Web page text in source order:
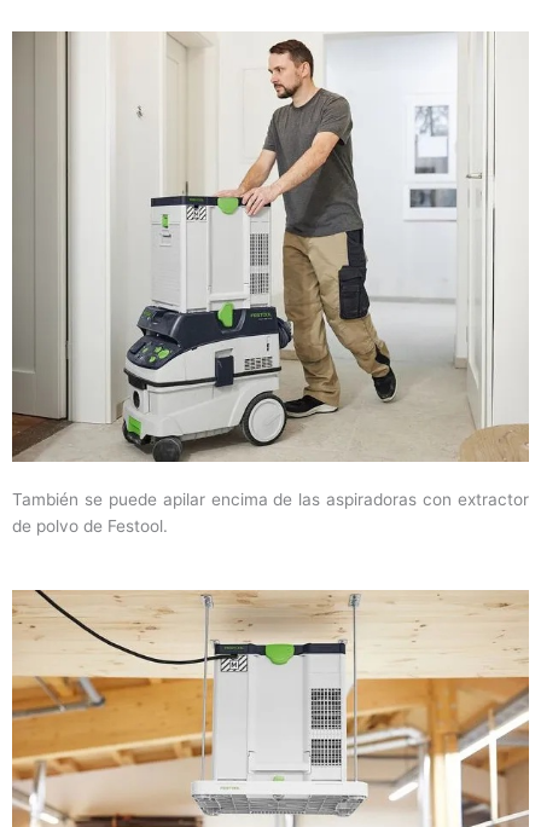
También se puede apilar encima de las aspiradoras con extractor
de polvo de Festool.